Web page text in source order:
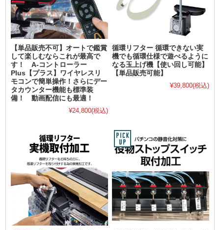
【単品販売不可】オートで鑑賞
して楽しむならこれが最高で
す！ A-コントローラー
Plus【プラス】ワイヤレスリ
モコンで簡単操作！さらにデー
タカウンター機能も標準装
備！ 動画配信にも最適！
¥24,800(税込)
循環リフター 循環できない実
機でも循環仕様で遊べるように
なる玉上げ機【使い回し可能】
【単品販売可能】
¥39,800(税込)